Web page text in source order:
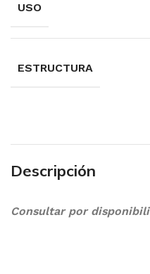
USO
ESTRUCTURA
Descripción
Consultar por